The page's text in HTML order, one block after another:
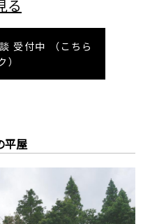
受付中 （こちら
）
平屋